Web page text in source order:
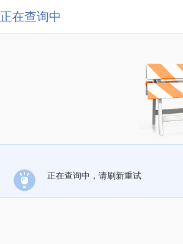
正在查询中
正在查询中，请刷新重试